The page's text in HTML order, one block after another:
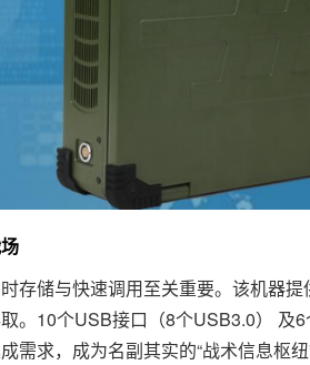
储与快速调用至关重要。该机器提
。10个USB接口（8个USB3.0） 及
求，成为名副其实的“战术信息枢纽”